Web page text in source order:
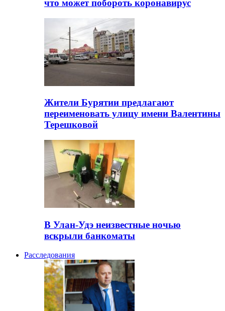
что может побороть коронавирус
Жители Бурятии предлагают
переименовать улицу имени Валентины
Терешковой
В Улан-Удэ неизвестные ночью
вскрыли банкоматы
Расследования